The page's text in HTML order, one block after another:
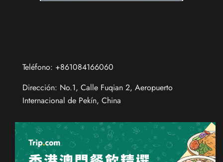
Teléfono: +861084166060
Dirección: No.1, Calle Fuqian 2, Aeropuerto
Internacional de Pekín, China
Chinese (Hong Kong)
Chinese (Taiwan)